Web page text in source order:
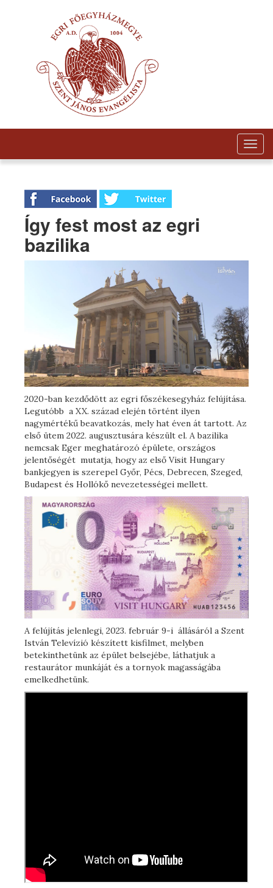
Így fest most az egri
bazilika
2020-ban kezdődött az egri főszékesegyház felújítása.
Legutóbb a XX. század elején történt ilyen
nagymértékű beavatkozás, mely hat éven át tartott. Az
első ütem 2022. augusztusára készült el. A bazilika
nemcsak Eger meghatározó épülete, országos
jelentőségét mutatja, hogy az első Visit Hungary
bankjegyen is szerepel Győr, Pécs, Debrecen, Szeged,
Budapest és Hollókő nevezetességei mellett.
A felújítás jelenlegi, 2023. február 9-i állásáról a Szent
István Televízió készített kisfilmet, melyben
betekinthetünk az épület belsejébe, láthatjuk a
restaurátor munkáját és a tornyok magasságába
emelkedhetünk.